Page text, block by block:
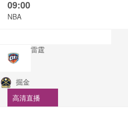
09:00
NBA
雷霆
掘金
高清直播